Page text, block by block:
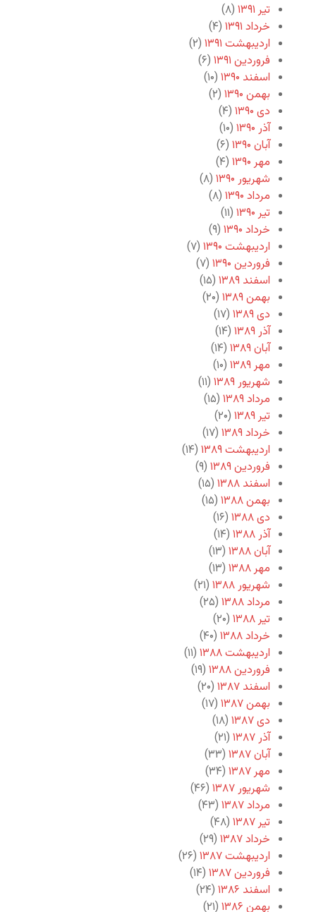
تیر ۱۳۹۱
(۸)
خرداد ۱۳۹۱
(۴)
اردیبهشت ۱۳۹۱
(۲)
فروردین ۱۳۹۱
(۶)
اسفند ۱۳۹۰
(۱۰)
بهمن ۱۳۹۰
(۲)
دی ۱۳۹۰
(۴)
آذر ۱۳۹۰
(۱۰)
آبان ۱۳۹۰
(۶)
مهر ۱۳۹۰
(۴)
شهریور ۱۳۹۰
(۸)
مرداد ۱۳۹۰
(۸)
تیر ۱۳۹۰
(۱۱)
خرداد ۱۳۹۰
(۹)
اردیبهشت ۱۳۹۰
(۷)
فروردین ۱۳۹۰
(۷)
اسفند ۱۳۸۹
(۱۵)
بهمن ۱۳۸۹
(۲۰)
دی ۱۳۸۹
(۱۷)
آذر ۱۳۸۹
(۱۴)
آبان ۱۳۸۹
(۱۴)
مهر ۱۳۸۹
(۱۰)
شهریور ۱۳۸۹
(۱۱)
مرداد ۱۳۸۹
(۱۵)
تیر ۱۳۸۹
(۲۰)
خرداد ۱۳۸۹
(۱۷)
اردیبهشت ۱۳۸۹
(۱۴)
فروردین ۱۳۸۹
(۹)
اسفند ۱۳۸۸
(۱۵)
بهمن ۱۳۸۸
(۱۵)
دی ۱۳۸۸
(۱۶)
آذر ۱۳۸۸
(۱۴)
آبان ۱۳۸۸
(۱۳)
مهر ۱۳۸۸
(۱۳)
شهریور ۱۳۸۸
(۲۱)
مرداد ۱۳۸۸
(۲۵)
تیر ۱۳۸۸
(۲۰)
خرداد ۱۳۸۸
(۴۰)
اردیبهشت ۱۳۸۸
(۱۱)
فروردین ۱۳۸۸
(۱۹)
اسفند ۱۳۸۷
(۲۰)
بهمن ۱۳۸۷
(۱۷)
دی ۱۳۸۷
(۱۸)
آذر ۱۳۸۷
(۲۱)
آبان ۱۳۸۷
(۳۳)
مهر ۱۳۸۷
(۳۴)
شهریور ۱۳۸۷
(۴۶)
مرداد ۱۳۸۷
(۴۳)
تیر ۱۳۸۷
(۴۸)
خرداد ۱۳۸۷
(۲۹)
اردیبهشت ۱۳۸۷
(۲۶)
فروردین ۱۳۸۷
(۱۴)
اسفند ۱۳۸۶
(۲۴)
بهمن ۱۳۸۶
(۲۱)